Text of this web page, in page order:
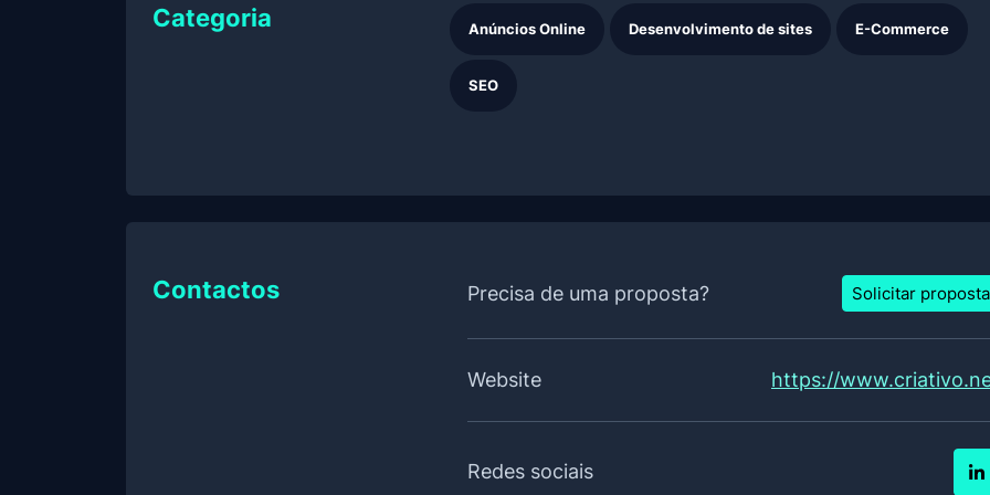
Categoria Anúncios Online Desenvolvimento de sites E-Commerce
SEO
Contactos Precisa de uma proposta? Solicitar proposta
Website https://
Redes sociais